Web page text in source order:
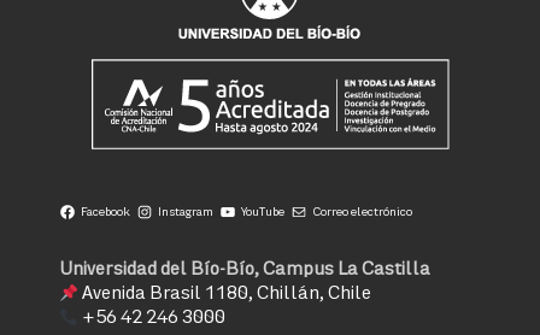
Facebook Instagram YouTube Correo electrónico
Universidad del Bío-Bío, Campus La Castilla
Avenida Brasil 1180, Chillán, Chile
+56 42 246 3000